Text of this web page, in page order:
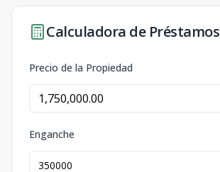
Calculadora de Préstamos
Precio de la Propiedad
Enganche